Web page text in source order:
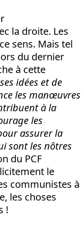
la droite. Les
sens. Mais tel
du dernier
à cette
idées et de
les manœuvres
à la
les
assurer la
sont les nôtres
du PCF
le
communistes à
les choses
!